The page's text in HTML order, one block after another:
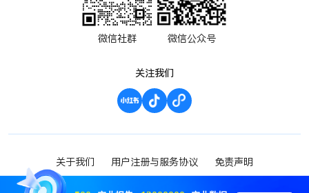
微信社群 微信公众号
关注我们
关于我们 用户注册与服务协议 免责声明